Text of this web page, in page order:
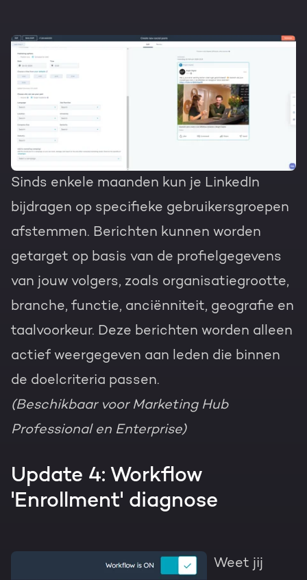
Sinds enkele maanden kun je LinkedIn
bijdragen op specifieke gebruikersgroepen
afstemmen. Berichten kunnen worden
getarget op basis van de profielgegevens
van jouw volgers, zoals organisatiegrootte,
branche, functie, anciënniteit, geografie en
taalvoorkeur. Deze berichten worden alleen
actief weergegeven aan leden die binnen
de doelcriteria passen.
(Beschikbaar voor Marketing Hub
Professional en Enterprise)
Update 4: Workflow
'Enrollment' diagnose
Weet jij